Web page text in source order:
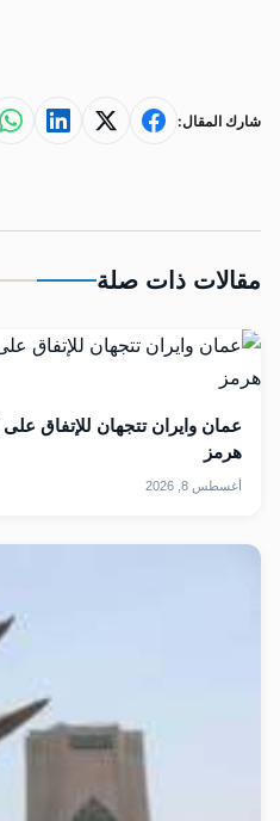
شارك المقال:
مقالات ذات صلة
عمان وايران تتجهان للإتفاق
هرمز
أغسطس 8, 2026